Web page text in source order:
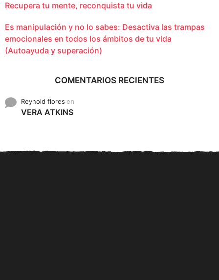
Recupera tu mente, reconquista tu vida
Es manipulación y no lo sabes: Desactiva las trampas
emocionales en todos los ámbitos de tu vida
(Autoayuda y superación)
COMENTARIOS RECIENTES
Reynold flores en
VERA ATKINS